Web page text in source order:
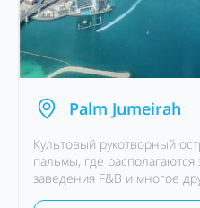
Palm Jumeirah
Культовый рукотворный
пальмы, где располагаются
заведения F&B и многое